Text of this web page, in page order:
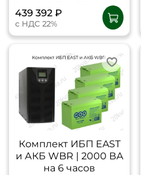
439 392 ₽
с НДС 22%
Комплект ИБП EAST
и АКБ WBR | 2000 ВА
на 6 часов